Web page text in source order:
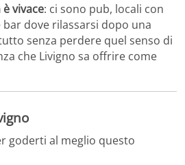
vivace: ci sono pub, locali con
bar dove rilassarsi dopo una
senza perdere quel senso di
che Livigno sa offrire come
goderti al meglio questo